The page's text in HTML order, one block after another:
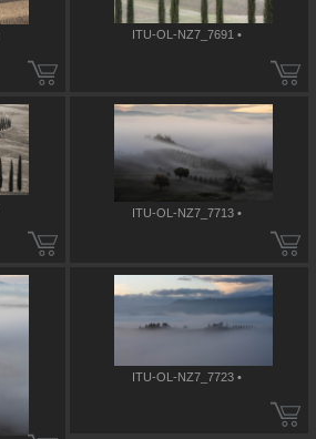
ITU-OL-NZ7_7691 •
ITU-OL-NZ7_7713 •
ITU-OL-NZ7_7723 •